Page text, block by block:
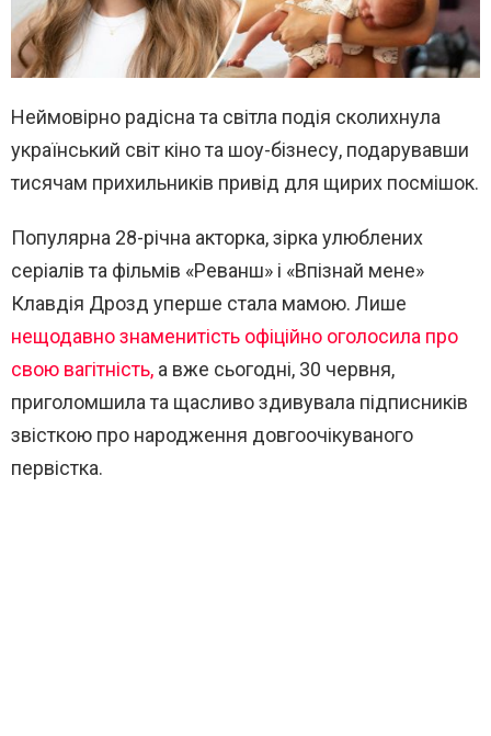
Неймовірно радісна та світла подія сколихнула
український світ кіно та шоу-бізнесу, подарувавши
тисячам прихильників привід для щирих посмішок.
Популярна 28-річна акторка, зірка улюблених
серіалів та фільмів «Реванш» і «Впізнай мене»
Клавдія Дрозд уперше стала мамою. Лише
нещодавно знаменитість офіційно оголосила про
свою вагітність, а вже сьогодні, 30 червня,
приголомшила та щасливо здивувала підписників
звісткою про народження довгоочікуваного
первістка.